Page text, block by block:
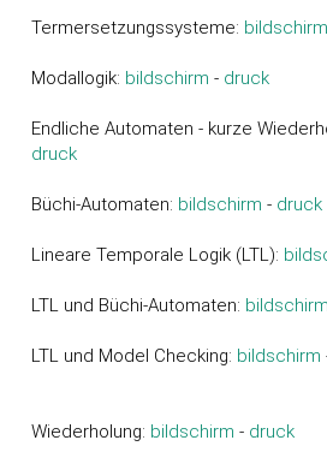
Termersetzungssysteme: bildschirm
Modallogik: bildschirm - druck
Endliche Automaten - kurze
druck
Büchi-Automaten: bildschirm - druck
Lineare Temporale Logik (LTL):
LTL und Büchi-Automaten: bildschirm
LTL und Model Checking: bildschirm
Wiederholung: bildschirm - druck